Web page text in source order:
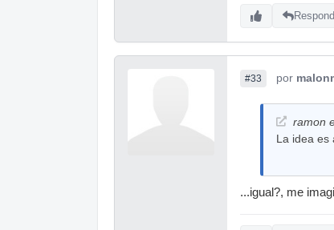
#33 por
ramon
La idea es
...igual?, me